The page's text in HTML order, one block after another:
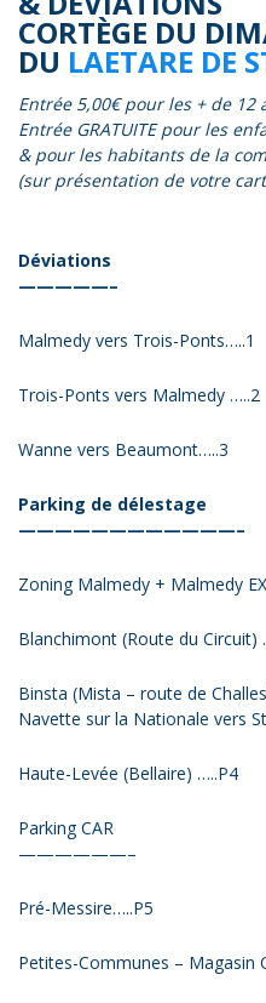
CORTÈGE DU
DU LAETARE DE
Entrée 5,00€ pour les + de 12
Entrée GRATUITE pour les
& pour les habitants de la
(sur présentation de votre
Déviations
—————–
Malmedy vers Trois-Ponts…..1
Trois-Ponts vers Malmedy …..2
Wanne vers Beaumont…..3
Parking de délestage
————————————–
Zoning Malmedy + Malmedy
Blanchimont (Route du Circuit)
Binsta (Mista – route de
Navette sur la Nationale vers
Haute-Levée (Bellaire) …..P4
Parking CAR
——————–
Pré-Messire…..P5
Petites-Communes – Magasin